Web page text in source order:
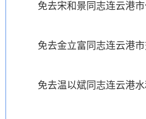
免去宋和景同志连云港
免去金立富同志连云港
免去温以斌同志连云港水